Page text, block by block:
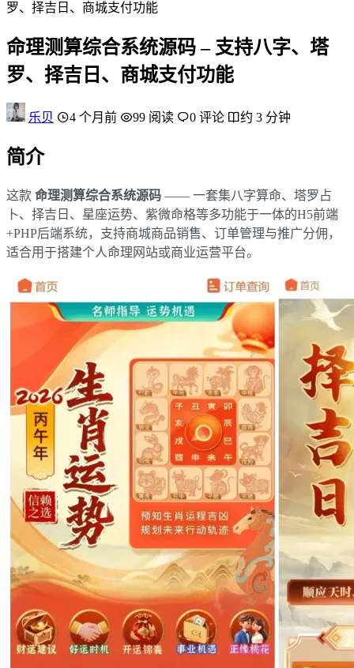
罗、择吉日、商城支付功能
命理测算综合系统源码 – 支持八字、塔
罗、择吉日、商城支付功能
乐贝 4 个月前 99 阅读 0 评论 约 3 分钟
简介
这款 命理测算综合系统源码 —— 一套集八字算命、塔罗占
卜、择吉日、星座运势、紫微命格等多功能于一体的H5前端
+PHP后端系统，支持商城商品销售、订单管理与推广分佣，
适合用于搭建个人命理网站或商业运营平台。